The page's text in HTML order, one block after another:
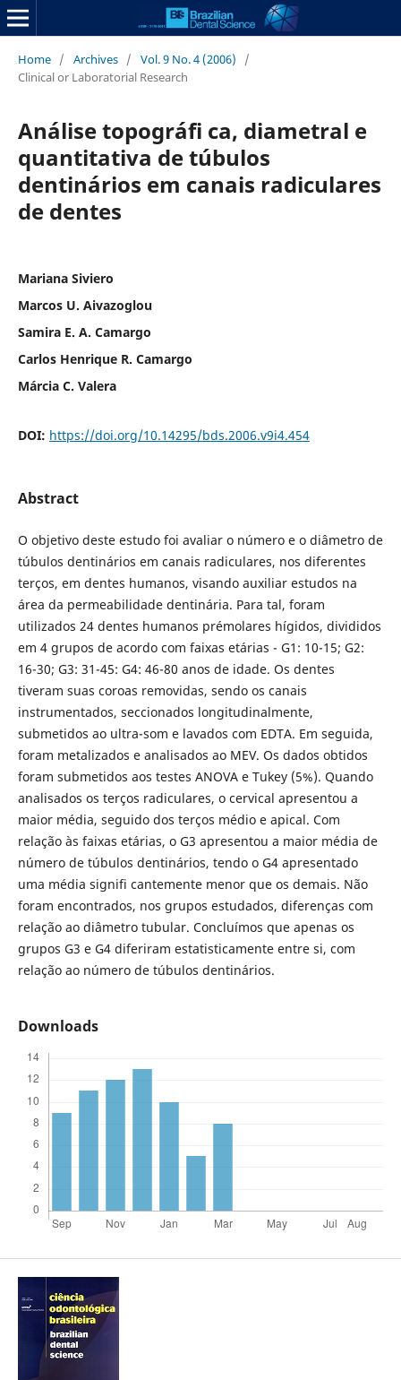
Home / Archives / Vol. 9 No. 4 (2006)
/
Clinical or Laboratorial Research
Análise topográfi ca, diametral e
quantitativa de túbulos
dentinários em canais radiculares
de dentes
Mariana Siviero
Marcos U. Aivazoglou
Samira E. A. Camargo
Carlos Henrique R. Camargo
Márcia C. Valera
DOI: https://doi.org/10.14295/bds.2006.v9i4.454
Abstract
O objetivo deste estudo foi avaliar o número e o diâmetro de
túbulos dentinários em canais radiculares, nos diferentes
terços, em dentes humanos, visando auxiliar estudos na
área da permeabilidade dentinária. Para tal, foram
utilizados 24 dentes humanos prémolares hígidos, divididos
em 4 grupos de acordo com faixas etárias - G1: 10-15; G2:
16-30; G3: 31-45: G4: 46-80 anos de idade. Os dentes
tiveram suas coroas removidas, sendo os canais
instrumentados, seccionados longitudinalmente,
submetidos ao ultra-som e lavados com EDTA. Em seguida,
foram metalizados e analisados ao MEV. Os dados obtidos
foram submetidos aos testes ANOVA e Tukey (5%). Quando
analisados os terços radiculares, o cervical apresentou a
maior média, seguido dos terços médio e apical. Com
relação às faixas etárias, o G3 apresentou a maior média de
número de túbulos dentinários, tendo o G4 apresentado
uma média signifi cantemente menor que os demais. Não
foram encontrados, nos grupos estudados, diferenças com
relação ao diâmetro tubular. Concluímos que apenas os
grupos G3 e G4 diferiram estatisticamente entre si, com
relação ao número de túbulos dentinários.
Downloads